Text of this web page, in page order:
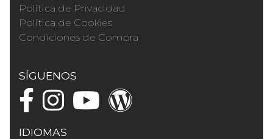
Política de Privacidad
Política de Cookies
Condiciones de Compra
SÍGUENOS
IDIOMAS